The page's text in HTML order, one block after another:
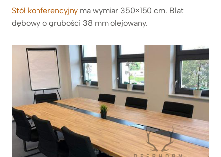
Stół konferencyjny ma wymiar 350×150 cm. Blat
dębowy o grubości 38 mm olejowany.